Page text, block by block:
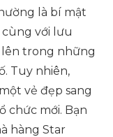
là bí mật
cùng với lưu
lên trong những
Tuy nhiên,
vẻ đẹp sang
chức mới. Bạn
hàng Star